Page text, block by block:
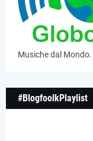
Musiche dal
#BlogfoolkPlaylist